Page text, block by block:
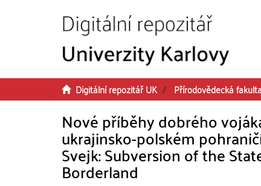
Digitální repozitář UK Přírodovědecká fakulta
Nové příběhy dobrého
ukrajinsko-polském
Svejk: Subversion of the
Borderland